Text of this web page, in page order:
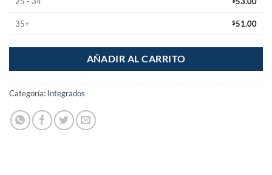
35+ $51.00
AÑADIR AL CARRITO
Categoría: Integrados